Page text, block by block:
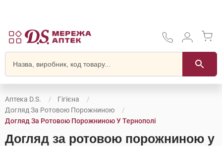
Аптека D.S.
Гігієна
Догляд За Ротовою Порожниною
Догляд За Ротовою Порожниною У Тернополі
Догляд за ротовою порожниною у